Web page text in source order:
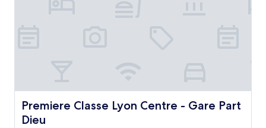
Premiere Classe Lyon Centre - Gare Part
Dieu
Premiere Classe Lyon Centre - Gare Part Dieu